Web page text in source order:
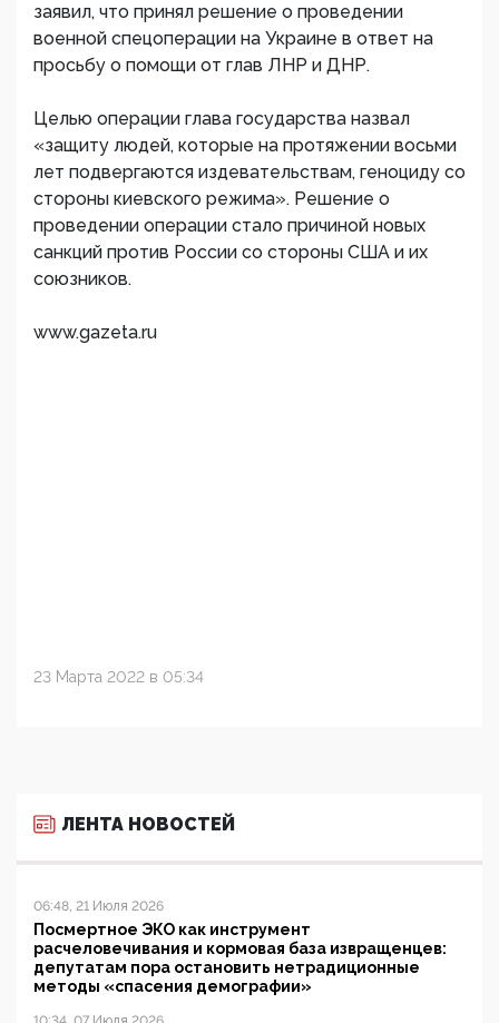
заявил, что принял решение о проведении
военной спецоперации на Украине в ответ на
просьбу о помощи от глав ЛНР и ДНР.
Целью операции глава государства назвал
«защиту людей, которые на протяжении восьми
лет подвергаются издевательствам, геноциду со
стороны киевского режима». Решение о
проведении операции стало причиной новых
санкций против России со стороны США и их
союзников.
www.gazeta.ru
23 Марта 2022 в 05:34
ЛЕНТА НОВОСТЕЙ
06:48, 21 Июля 2026
Посмертное ЭКО как инструмент
расчеловечивания и кормовая база извращенцев:
депутатам пора остановить нетрадиционные
методы «спасения демографии»